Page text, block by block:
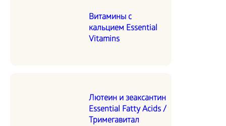
Витамины с
кальцием Essential
Vitamins
Лютеин и зеаксантин
Essential Fatty Acids /
Тримегавитал